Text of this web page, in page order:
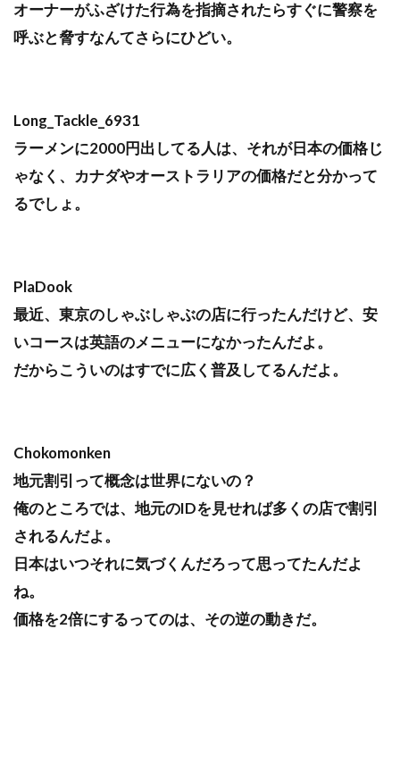
オーナーがふざけた行為を指摘されたらすぐに警察を
呼ぶと脅すなんてさらにひどい。
Long_Tackle_6931
ラーメンに2000円出してる人は、それが日本の価格じ
ゃなく、カナダやオーストラリアの価格だと分かって
るでしょ。
PlaDook
最近、東京のしゃぶしゃぶの店に行ったんだけど、安
いコースは英語のメニューになかったんだよ。
だからこういのはすでに広く普及してるんだよ。
Chokomonken
地元割引って概念は世界にないの？
俺のところでは、地元のIDを見せれば多くの店で割引
されるんだよ。
日本はいつそれに気づくんだろって思ってたんだよ
ね。
価格を2倍にするってのは、その逆の動きだ。